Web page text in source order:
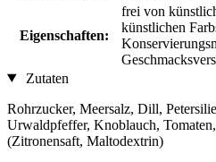
Eigenschaften:
frei von
künstlichen
Zutaten
Rohrzucker, Meersalz, Dill,
Urwaldpfeffer, Knoblauch,
(Zitronensaft, Maltodextrin)